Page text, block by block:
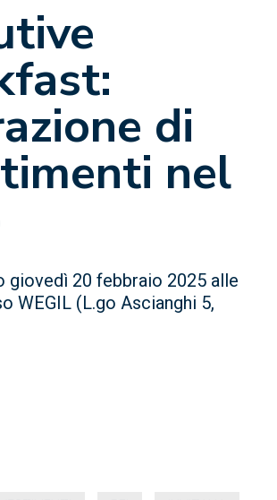
di
nel
giovedì 20 febbraio 2025 alle
WEGIL (L.go Ascianghi 5,